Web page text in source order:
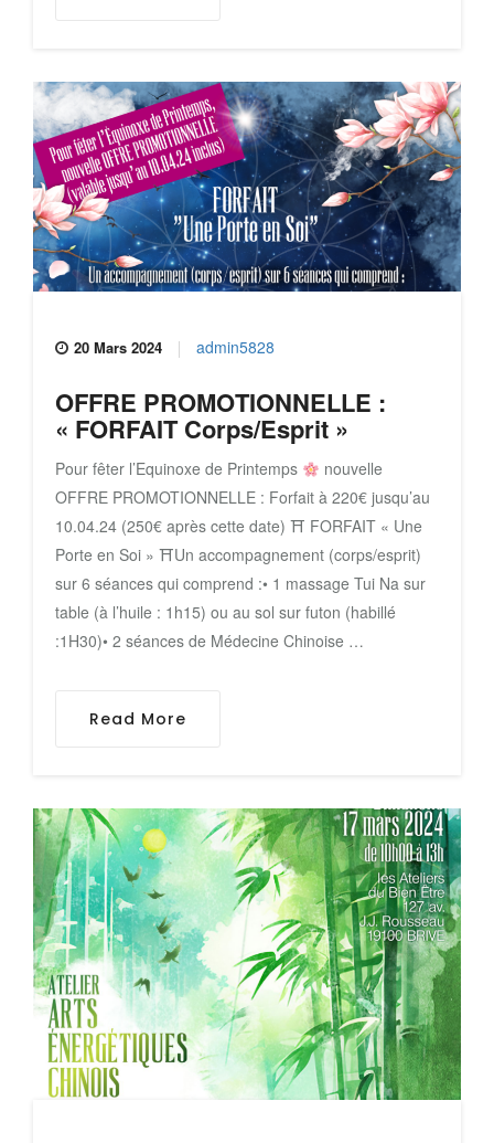
20 Mars 2024 admin5828
OFFRE PROMOTIONNELLE :
« FORFAIT Corps/Esprit »
Pour fêter l’Equinoxe de Printemps
nouvelle
OFFRE PROMOTIONNELLE : Forfait à 220€ jusqu’au
10.04.24 (250€ après cette date) ⛩ FORFAIT « Une
Porte en Soi » ⛩Un accompagnement (corps/esprit)
sur 6 séances qui comprend :• 1 massage Tui Na sur
table (à l’huile : 1h15) ou au sol sur futon (habillé
:1H30)• 2 séances de Médecine Chinoise …
Read More